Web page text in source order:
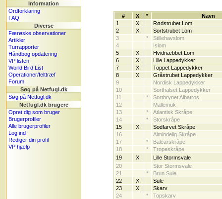
Information
Ordforklaring
FAQ
Diverse
Færøske observationer
Artikler
Turrapporter
Håndbog opdatering
VP listen
World Bird List
Operationer/felttræf
Forum
Søg på Netfugl.dk
Søg på Netfugl.dk
Netfugl.dk brugere
Opret dig som bruger
Brugerprofiler
Alle brugerprofiler
Log ind
Rediger din profil
VP hjælp
# X *
Navn
1
X
Rødstrubet Lom
2
X
Sortstrubet Lom
3
*
Stillehavslom
4
Islom
5
X
Hvidnæbbet Lom
6
X
Lille Lappedykker
7
X
Toppet Lappedykker
8
X
Gråstrubet Lappedykker
9
Nordisk Lappedykker
10
Sorthalset Lappedykker
11
*
Sortbrynet Albatros
12
Mallemuk
13
*
Atlantisk Skråpe
14
*
Storskråpe
15
X
Sodfarvet Skråpe
16
Almindelig Skråpe
17
*
Balearskråpe
18
*
Tropeskråpe
19
X
Lille Stormsvale
20
Stor Stormsvale
21
*
Brun Sule
22
X
Sule
23
X
Skarv
24
*
Topskarv